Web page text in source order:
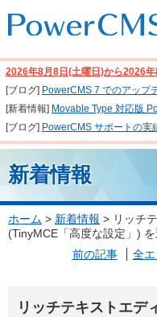
2026年8月8日(土曜日)から2026年
[ブログ] PowerCMS 7 でのアップ
[新着情報] Movable Type 対応版
[ブログ] PowerCMS サポートの実
新着情報
ホーム > 新着情報 > リッチ
(TinyMCE「高度な設定」)
前の記事
全
リッチテキストエデ